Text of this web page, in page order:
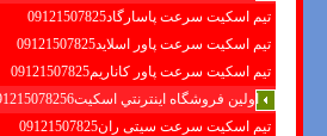
تیم اسکیت سرعت پاسارگاد09121507825
تیم اسکیت سرعت پاور اسلاید09121507825
تیم اسکیت سرعت پاور کاناریم09121507825
اولين فروشگاه اينترنتي اسكيت091215078256
تیم اسکیت سرعت سیتی ران09121507825